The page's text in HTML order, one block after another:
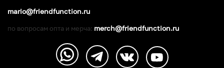
mario@friendfunction.ru
по вопросам опта и мерча: merch@friendfunction.ru